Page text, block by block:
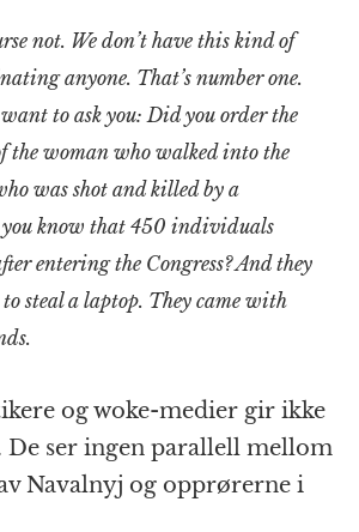
not. We don’t have this kind of
anyone. That’s number one.
to ask you: Did you order the
the woman who walked into the
was shot and killed by a
you know that 450 individuals
entering the Congress? And they
steal a laptop. They came with
og woke-medier gir ikke
De ser ingen parallell mellom
Navalnyj og opprørerne i